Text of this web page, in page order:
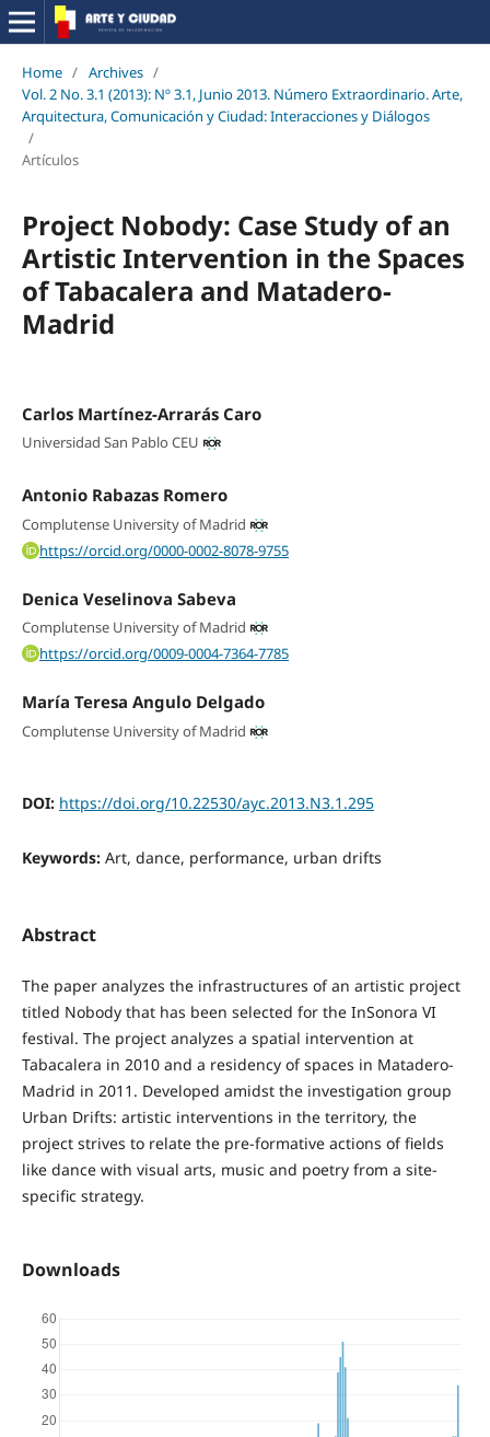
Home / Archives /
Vol. 2 No. 3.1 (2013): Nº 3.1, Junio 2013. Número Extraordinario. Arte,
Arquitectura, Comunicación y Ciudad: Interacciones y Diálogos
/
Artículos
Project Nobody: Case Study of an
Artistic Intervention in the Spaces
of Tabacalera and Matadero-
Madrid
Carlos Martínez-Arrarás Caro
Universidad San Pablo CEU
Antonio Rabazas Romero
Complutense University of Madrid
https://orcid.org/0000-0002-8078-9755
Denica Veselinova Sabeva
Complutense University of Madrid
https://orcid.org/0009-0004-7364-7785
María Teresa Angulo Delgado
Complutense University of Madrid
DOI: https://doi.org/10.22530/ayc.2013.N3.1.295
Keywords: Art, dance, performance, urban drifts
Abstract
The paper analyzes the infrastructures of an artistic project
titled Nobody that has been selected for the InSonora VI
festival. The project analyzes a spatial intervention at
Tabacalera in 2010 and a residency of spaces in Matadero-
Madrid in 2011. Developed amidst the investigation group
Urban Drifts: artistic interventions in the territory, the
project strives to relate the pre-formative actions of fields
like dance with visual arts, music and poetry from a site-
specific strategy.
Downloads